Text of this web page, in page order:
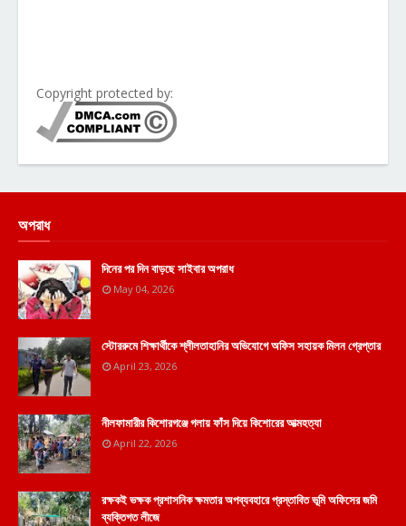
Copyright protected by:
অপরাধ
দিনের পর দিন বাড়ছে সাইবার অপরাধ
May 04, 2026
স্টোররুমে শিক্ষার্থীকে শ্লীলতাহানির অভিযোগে অফিস সহায়ক মিলন গ্রেপ্তার
April 23, 2026
নীলফামারীর কিশোরগঞ্জে গলায় ফাঁস দিয়ে কিশোরের আত্মহত্যা
April 22, 2026
রক্ষকই ভক্ষক প্রশাসনিক ক্ষমতার অপব্যবহারে প্রস্তাবিত ভূমি অফিসের জমি
ব্যক্তিগত লীজে